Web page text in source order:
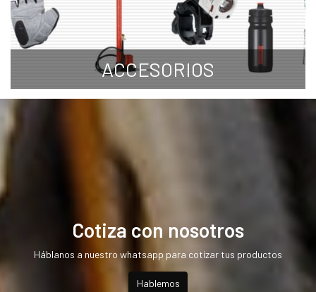
ACCESORIOS
Cotiza con nosotros
Háblanos a nuestro whatsapp para cotizar tus productos
Hablemos